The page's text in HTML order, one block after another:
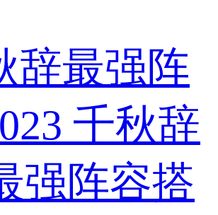
辞最强阵
千秋辞
强阵容搭